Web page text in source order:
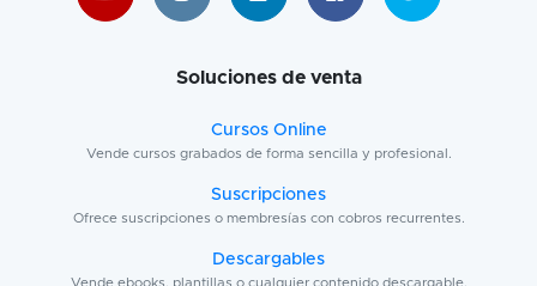
Soluciones de venta
Cursos Online
Vende cursos grabados de forma sencilla y profesional.
Suscripciones
Ofrece suscripciones o membresías con cobros recurrentes.
Descargables
Vende ebooks, plantillas o cualquier contenido descargable.